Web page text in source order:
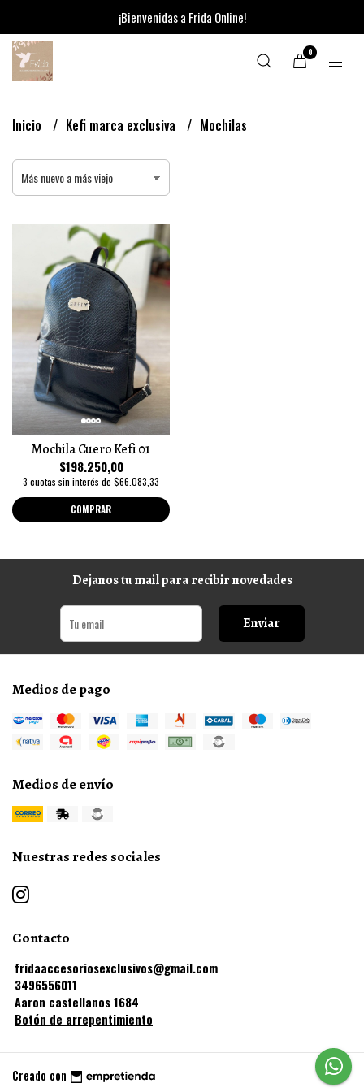
¡Bienvenidas a Frida Online!
0
Inicio Kefi marca exclusiva Mochilas
Mochila Cuero Kefi 01
$198.250,00
3 cuotas sin interés de $66.083,33
COMPRAR
Dejanos tu mail para recibir novedades
Enviar
Medios de pago
Medios de envío
Nuestras redes sociales
Contacto
fridaaccesoriosexclusivos@gmail.com
3496556011
Aaron castellanos 1684
Botón de arrepentimiento
Creado con